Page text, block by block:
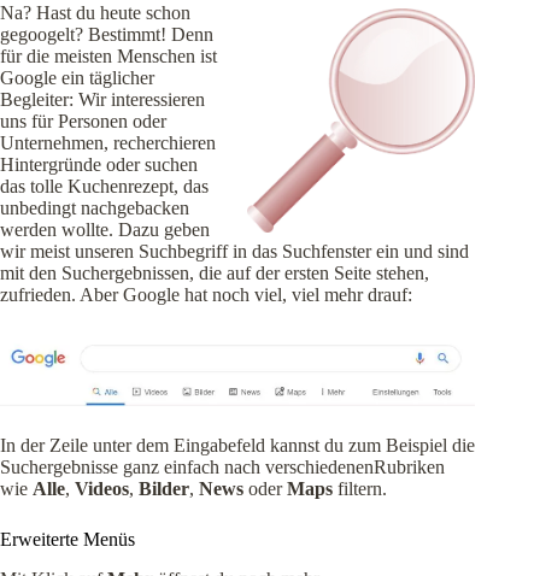
Na? Hast du heute schon
gegoogelt? Bestimmt! Denn
für die meisten Menschen ist
Google ein täglicher
Begleiter: Wir interessieren
uns für Personen oder
Unternehmen, recherchieren
Hintergründe oder suchen
das tolle Kuchenrezept, das
unbedingt nachgebacken
werden wollte. Dazu geben
wir meist unseren Suchbegriff in das Suchfenster ein und sind
mit den Suchergebnissen, die auf der ersten Seite stehen,
zufrieden. Aber Google hat noch viel, viel mehr drauf:
In der Zeile unter dem Eingabefeld kannst du zum Beispiel die
Suchergebnisse ganz einfach nach verschiedenenRubriken
wie Alle, Videos, Bilder, News oderMaps filtern.
Erweiterte Menüs